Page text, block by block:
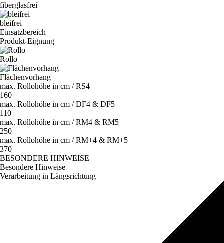
fiberglasfrei
bleifrei
Einsatzbereich
Produkt-Eignung
Rollo
Flächenvorhang
max. Rollohöhe in cm / RS4
160
max. Rollohöhe in cm / DF4 & DF5
110
max. Rollohöhe in cm / RM4 & RM5
250
max. Rollohöhe in cm / RM+4 & RM+5
370
BESONDERE HINWEISE
Besondere Hinweise
Verarbeitung in Längsrichtung